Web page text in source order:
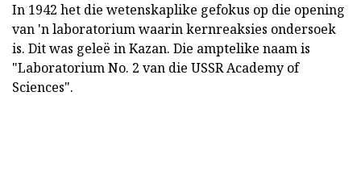
In 1942 het die wetenskaplike gefokus op die opening
van 'n laboratorium waarin kernreaksies ondersoek
is. Dit was geleë in Kazan. Die amptelike naam is
"Laboratorium No. 2 van die USSR Academy of
Sciences".